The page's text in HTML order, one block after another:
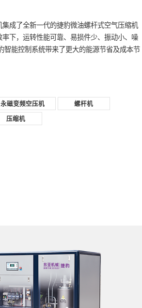
成了全新一代的捷豹微油螺杆式空气压缩机
下，运转性能可靠、易损件少、振动小、噪
智能控制系统带来了更大的能源节省及成本节
永磁变频空压机
螺杆机
压缩机